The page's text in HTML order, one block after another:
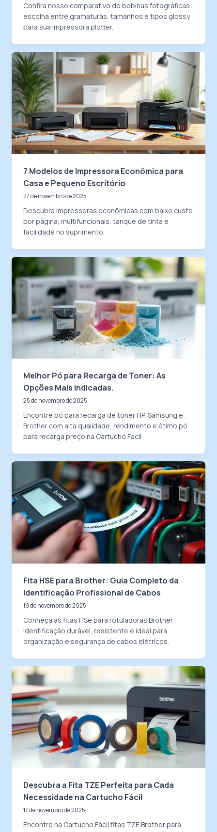
Confira nosso comparativo de bobinas fotográficas:
escolha entre gramaturas, tamanhos e tipos glossy
para sua impressora plotter.
7 Modelos de Impressora Econômica para
Casa e Pequeno Escritório
27 de novembro de 2025
Descubra impressoras econômicas com baixo custo
por página, multifuncionais, tanque de tinta e
facilidade no suprimento.
Melhor Pó para Recarga de Toner: As
Opções Mais Indicadas.
25 de novembro de 2025
Encontre pó para recarga de toner HP, Samsung e
Brother com alta qualidade, rendimento e ótimo pó
para recarga preço na Cartucho Fácil.
Fita HSE para Brother: Guia Completo da
Identificação Profissional de Cabos
19 de novembro de 2025
Conheça as fitas HSe para rotuladoras Brother:
identificação durável, resistente e ideal para
organização e segurança de cabos elétricos.
Descubra a Fita TZE Perfeita para Cada
Necessidade na Cartucho Fácil
17 de novembro de 2025
Encontre na Cartucho Fácil fitas TZE Brother para